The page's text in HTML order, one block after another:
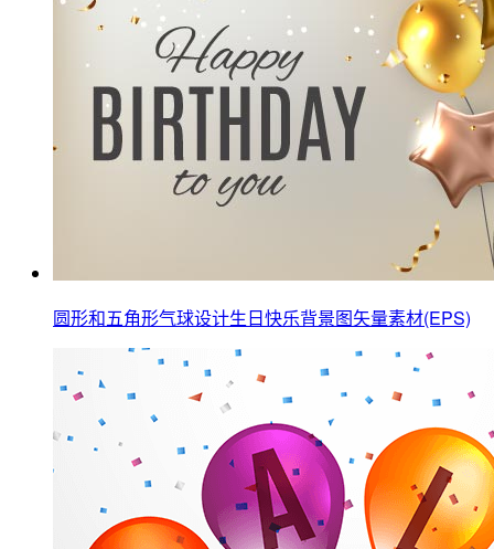
圆形和五角形气球设计生日快乐背景图矢量素材(EPS)